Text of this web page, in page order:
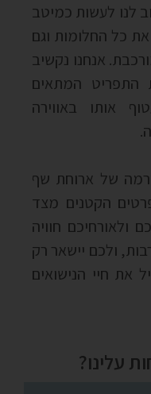
לנו לעשות כמיטב
כל החלומות וגם
אנחנו נקשיב
התפריט המתאים
אותו באווירה
של ארוחת שף
הקטנים מצד
ולאורחיכם חוויה
ולכם יישאר רק
את חיי הנישואים
עלינו?